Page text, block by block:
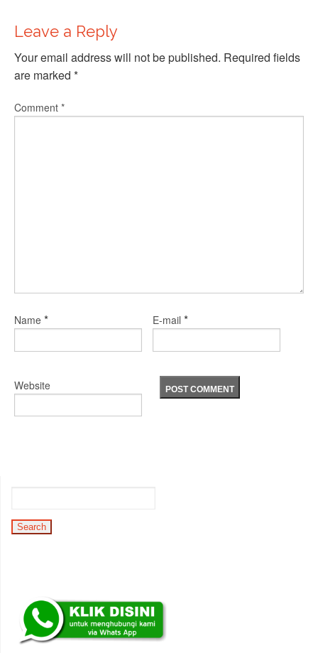
Leave a Reply
Your email address will not be published. Required fields
are marked *
Comment *
Name * E-mail *
Website